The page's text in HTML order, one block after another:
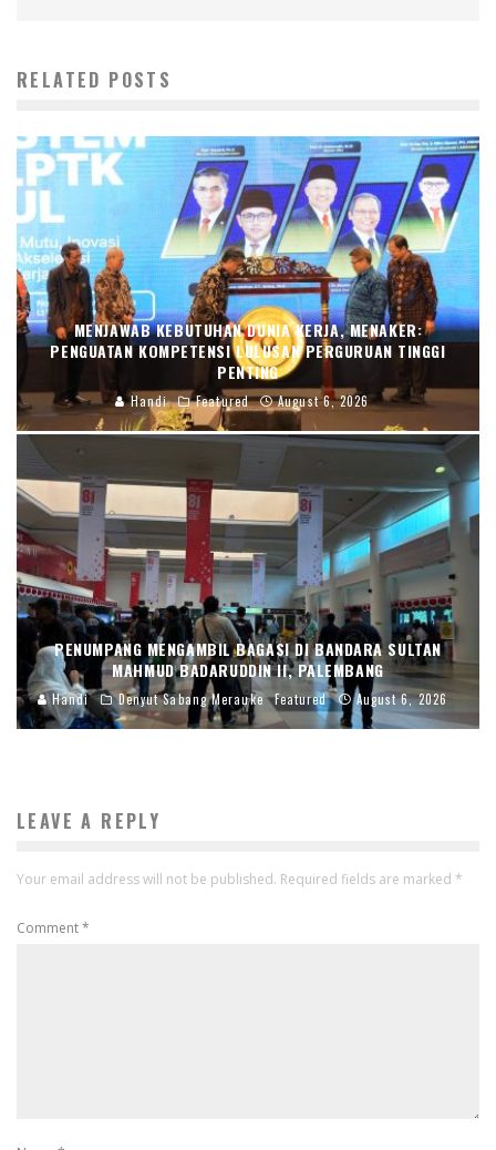
RELATED POSTS
MENJAWAB KEBUTUHAN DUNIA KERJA, MENAKER:
PENGUATAN KOMPETENSI LULUSAN PERGURUAN TINGGI
PENTING
Handi Featured August 6, 2026
PENUMPANG MENGAMBIL BAGASI DI BANDARA SULTAN
MAHMUD BADARUDDIN II, PALEMBANG
Handi Denyut Sabang Merauke Featured August 6, 2026
LEAVE A REPLY
Your email address will not be published. Required fields are marked *
Comment*